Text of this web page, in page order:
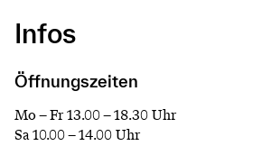
Infos
Öffnungszeiten
Mo – Fr 13.00 – 18.30 Uhr
Sa 10.00 – 14.00 Uhr